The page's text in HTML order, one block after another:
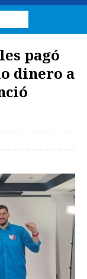
pagó
dinero a